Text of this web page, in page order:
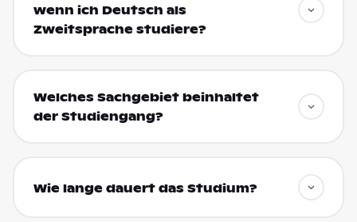
wenn ich Deutsch als
Zweitsprache studiere?
Welches Sachgebiet beinhaltet
der Studiengang?
Wie lange dauert das Studium?